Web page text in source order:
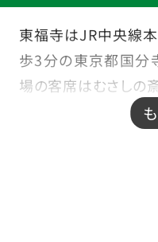
東福寺はJR中央線本
歩3分の東京都国分
場の客席はむさしの
族葬からご会葬のあ
儀に対応できる式場